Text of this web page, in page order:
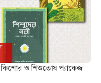
কিশোর ও শিশুতোষ প্যাকেজ